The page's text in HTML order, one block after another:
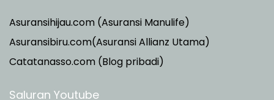
Asuransihijau.com (Asuransi Manulife)
Asuransibiru.com(Asuransi Allianz Utama)
Catatanasso.com (Blog pribadi)
Saluran Youtube